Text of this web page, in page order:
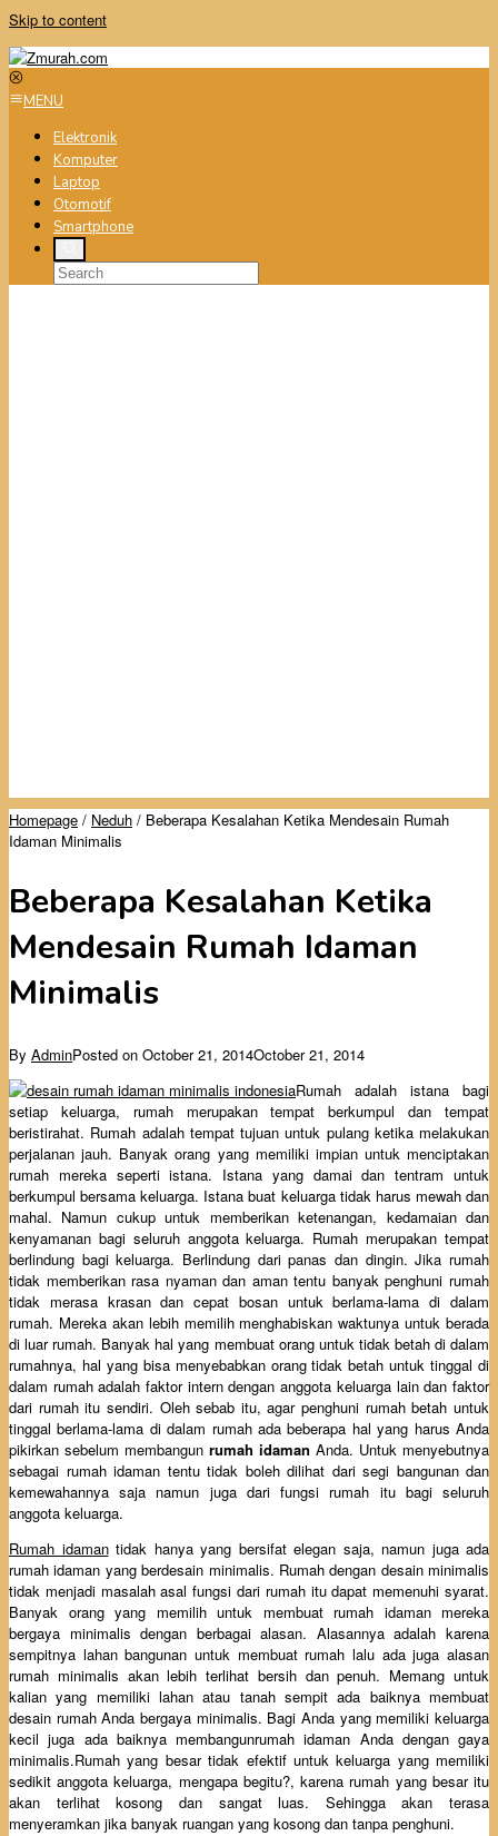
Skip to content
MENU
Elektronik
Komputer
Laptop
Otomotif
Smartphone
Homepage / Neduh / Beberapa Kesalahan Ketika Mendesain Rumah
Idaman Minimalis
Beberapa Kesalahan Ketika
Mendesain Rumah Idaman
Minimalis
By AdminPosted on October 21, 2014October 21, 2014
Rumah adalah istana bagi
setiap keluarga, rumah merupakan tempat berkumpul dan tempat
beristirahat. Rumah adalah tempat tujuan untuk pulang ketika melakukan
perjalanan jauh. Banyak orang yang memiliki impian untuk menciptakan
rumah mereka seperti istana. Istana yang damai dan tentram untuk
berkumpul bersama keluarga. Istana buat keluarga tidak harus mewah dan
mahal. Namun cukup untuk memberikan ketenangan, kedamaian dan
kenyamanan bagi seluruh anggota keluarga. Rumah merupakan tempat
berlindung bagi keluarga. Berlindung dari panas dan dingin. Jika rumah
tidak memberikan rasa nyaman dan aman tentu banyak penghuni rumah
tidak merasa krasan dan cepat bosan untuk berlama-lama di dalam
rumah. Mereka akan lebih memilih menghabiskan waktunya untuk berada
di luar rumah. Banyak hal yang membuat orang untuk tidak betah di dalam
rumahnya, hal yang bisa menyebabkan orang tidak betah untuk tinggal di
dalam rumah adalah faktor intern dengan anggota keluarga lain dan faktor
dari rumah itu sendiri. Oleh sebab itu, agar penghuni rumah betah untuk
tinggal berlama-lama di dalam rumah ada beberapa hal yang harus Anda
pikirkan sebelum membangun rumah idaman Anda. Untuk menyebutnya
sebagai rumah idaman tentu tidak boleh dilihat dari segi bangunan dan
kemewahannya saja namun juga dari fungsi rumah itu bagi seluruh
anggota keluarga.
Rumah idamantidak hanya yang bersifat elegan saja, namun juga ada
rumah idaman yang berdesain minimalis. Rumah dengan desain minimalis
tidak menjadi masalah asal fungsi dari rumah itu dapat memenuhi syarat.
Banyak orang yang memilih untuk membuat rumah idaman mereka
bergaya minimalis dengan berbagai alasan. Alasannya adalah karena
sempitnya lahan bangunan untuk membuat rumah lalu ada juga alasan
rumah minimalis akan lebih terlihat bersih dan penuh. Memang untuk
kalian yang memiliki lahan atau tanah sempit ada baiknya membuat
desain rumah Anda bergaya minimalis. Bagi Anda yang memiliki keluarga
kecil juga ada baiknya membangunrumah idaman Anda dengan gaya
minimalis.Rumah yang besar tidak efektif untuk keluarga yang memiliki
sedikit anggota keluarga, mengapa begitu?, karena rumah yang besar itu
akan terlihat kosong dan sangat luas. Sehingga akan terasa
menyeramkan jika banyak ruangan yang kosong dan tanpa penghuni.